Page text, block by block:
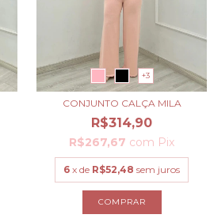
+3
CONJUNTO CALÇA MILA
R$314,90
R$267,67 com Pix
6 x de R$52,48 sem juros
COMPRAR